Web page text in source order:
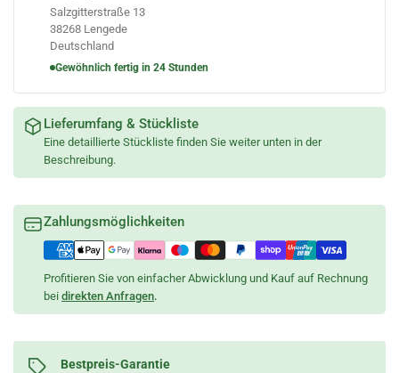
Salzgitterstraße 13
38268 Lengede
Deutschland
Gewöhnlich fertig in 24 Stunden
Lieferumfang & Stückliste
Eine detaillierte Stückliste finden Sie weiter unten in der
Beschreibung.
Zahlungsmöglichkeiten
Profitieren Sie von einfacher Abwicklung und Kauf auf Rechnung
bei direkten Anfragen.
Bestpreis-Garantie